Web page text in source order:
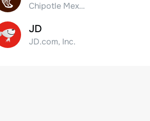
Chipotle Mexican Grill, Inc.
JD
JD.com, Inc.